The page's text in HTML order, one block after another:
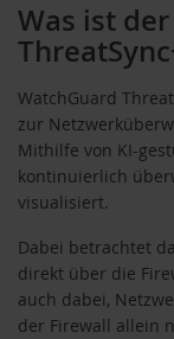
Was ist
WatchGuard
zur
Mithilfe von KI-
kontinuierlich
visualisiert.
Dabei betrachtet
direkt über die
auch dabei,
der Firewall allein